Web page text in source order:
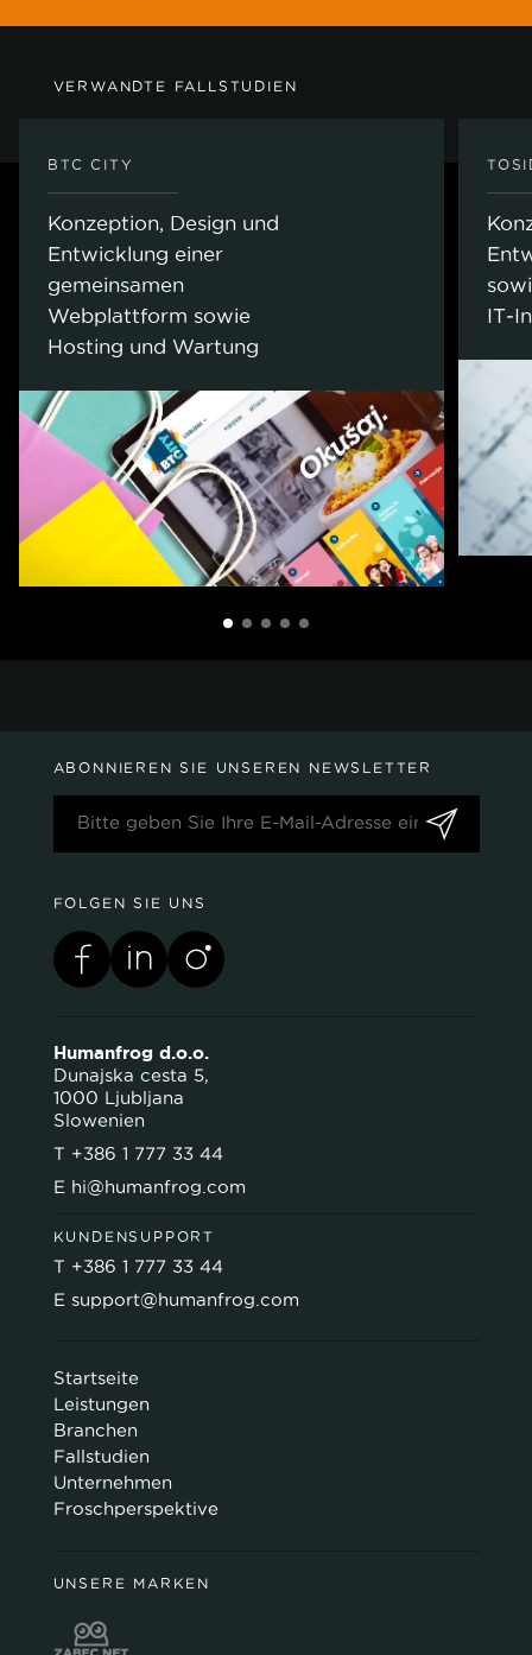
VERWANDTE FALLSTUDIEN
BTC CITY
Konzeption, Design und
Entwicklung einer
gemeinsamen
Webplattform sowie
Hosting und Wartung
ABONNIEREN SIE UNSEREN NEWSLETTER
FOLGEN SIE UNS
Humanfrog d.o.o.
Dunajska cesta 5,
1000 Ljubljana
Slowenien
T +386 1 777 33 44
E hi@humanfrog.com
KUNDENSUPPORT
T +386 1 777 33 44
E support@humanfrog.com
Startseite
Leistungen
Branchen
Fallstudien
Unternehmen
Froschperspektive
UNSERE MARKEN